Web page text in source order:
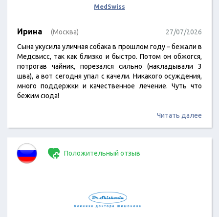
MedSwiss
Ирина (Москва)
27/07/2026
Сына укусила уличная собака в прошлом году – бежали в
Медсвисс, так как близко и быстро. Потом он обжогся,
потрогав чайник, порезался сильно (накладывали 3
шва), а вот сегодня упал с качели. Никакого осуждения,
много поддержки и качественное лечение. Чуть что
бежим сюда!
Читать далее
Положительный отзыв